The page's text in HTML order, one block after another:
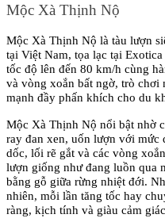
Mộc Xà Thịnh Nộ
Mộc Xà Thịnh Nộ là tàu lượn
tại Việt Nam, tọa lạc tại
tốc độ lên đến 80 km/h cùng
và vòng xoắn bất ngờ, trò chơi
mạnh đầy phấn khích cho du
Mộc Xà Thịnh Nộ nổi bật nhờ
ray đan xen, uốn lượn với mức
dốc, lối rẽ gắt và các vòng
lượn giống như đang luồn qua
bằng gỗ giữa rừng nhiệt đới.
nhiên, mỗi lần tăng tốc hay
ràng, kịch tính và giàu cảm